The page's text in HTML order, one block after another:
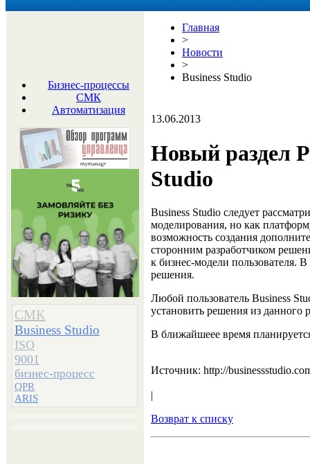
Бизнес-процессы
СМК
Автоматизация
СМК
Business Studio
ISO
9001
бизнес-процесс
QPR
ARIS
Главная
>
Новости
>
Business Studio
13.06.2013
Новый раздел
Studio
Business Studio следует
моделирования, но как
возможность создания
сторонним разработчиком
к бизнес-модели пользователя. В
решения.
Любой пользователь Business
установить решения из данного
В ближайшеее время
Источник: http://
|
Возврат к списку